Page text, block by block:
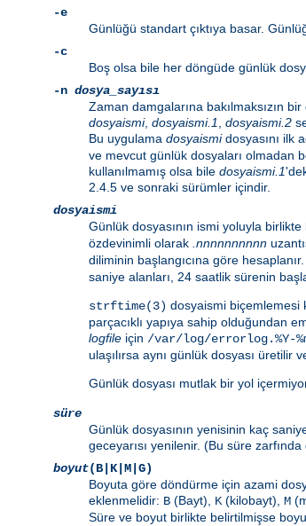
-e
Günlüğü standart çıktıya basar.
-c
Boş olsa bile her döngüde günlük
-n dosya_sayısı
Zaman damgalarına bakılmaksızın
dosyaismi, dosyaismi.1 dosyaismi.2
Bu uygulama dosyaismidosyasını ilk
ve mevcut günlük dosyaları olmadan
kullanılmamış olsa bile dosyaismi.1
2.4.5 ve sonraki sürümler içindir.
dosyaismi
Günlük dosyasının ismi yoluyla birlikte
özdevinimli olarak .nnnnnnnnnn
diliminin başlangıcına göre
saniye alanları, 24 saatlik sürenin
strftime(3) dosyaismi biçemlemesi
parçacıklı yapıya sahip olduğundan
logfile için /var/log/errorlog.%Y-
ulaşılırsa aynı günlük dosyası üretilir
Günlük dosyası mutlak bir yol
süre
Günlük dosyasının yenisinin kaç
geceyarısı yenilenir. (Bu süre
boyut(B|K|M|G)
Boyuta göre döndürme için azami
eklenmelidir: B (Bayt), K (kilobayt), M
Süre ve boyut birlikte belirtilmişse